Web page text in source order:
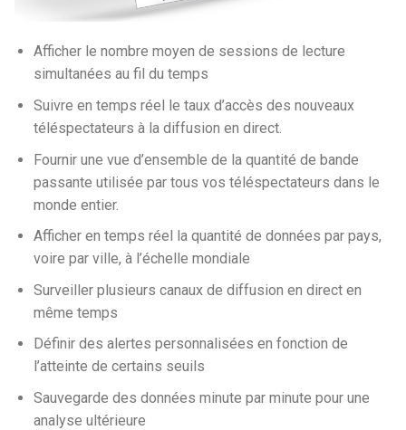
Afficher le nombre moyen de sessions de lecture
simultanées au fil du temps
Suivre en temps réel le taux d’accès des nouveaux
téléspectateurs à la diffusion en direct.
Fournir une vue d’ensemble de la quantité de bande
passante utilisée par tous vos téléspectateurs dans le
monde entier.
Afficher en temps réel la quantité de données par pays,
voire par ville, à l’échelle mondiale
Surveiller plusieurs canaux de diffusion en direct en
même temps
Définir des alertes personnalisées en fonction de
l’atteinte de certains seuils
Sauvegarde des données minute par minute pour une
analyse ultérieure